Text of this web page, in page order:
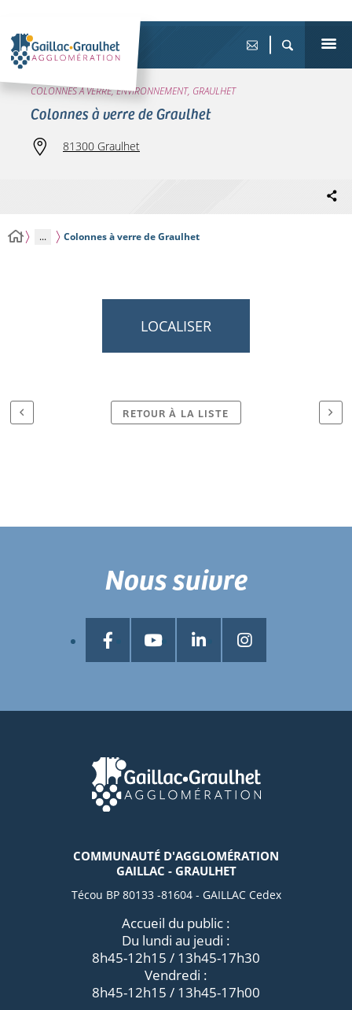
COLONNES À VERRE, ENVIRONNEMENT, GRAULHET
Colonnes à verre de Graulhet
81300 Graulhet
... Colonnes à verre de Graulhet
LOCALISER
RETOUR À LA LISTE
COMMUNAUTÉ D'AGGLOMÉRATION
GAILLAC - GRAULHET
Técou BP 80133 -81604 - GAILLAC Cedex
Accueil du public :
Du lundi au jeudi :
8h45-12h15 / 13h45-17h30
Vendredi :
8h45-12h15 / 13h45-17h00
Nous suivre